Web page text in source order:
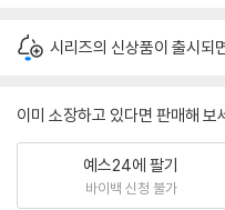
시리즈의 신상품이 출시되
이미 소장하고 있다면 판매해 보
예스24에 팔기
바이백 신청 불가